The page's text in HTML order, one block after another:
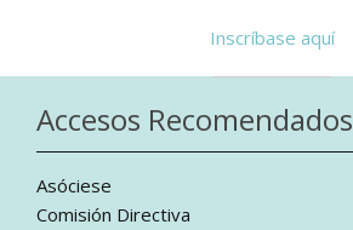
Inscríbase aquí
Accesos Recomendados
Asóciese
Comisión Directiva